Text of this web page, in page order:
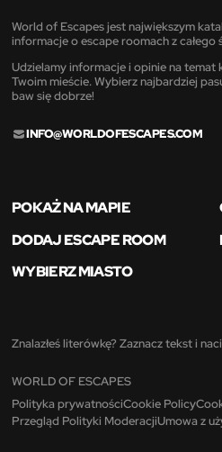
World of Escapes jest największym
informacje o escape roomach z całego
Udzielamy informacje i opinie na temat
Twoim mieście. Wybierz najbardziej
baw się dobrze!
INFO@WORLDOFESCAPES.COM
POKAŻ NA MAPIE
DODAJ ESCAPE ROOM
WYBIERZ MIASTO
Znalazłeś literówkę? Zaznacz tekst i
WORLD OF ESCAPES
Polityka prywatnościCookie Policy
Przegląd Polityki ModeracjiUmowa z